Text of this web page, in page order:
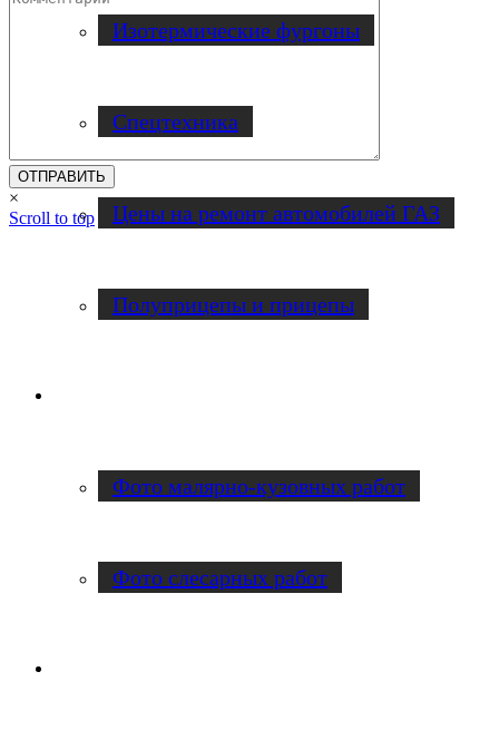
Изотермические фургоны
Спецтехника
Цены на ремонт автомобилей ГАЗ
Полуприцепы и прицепы
Фото малярно-кузовных работ
Фото слесарных работ
×
Scroll to top